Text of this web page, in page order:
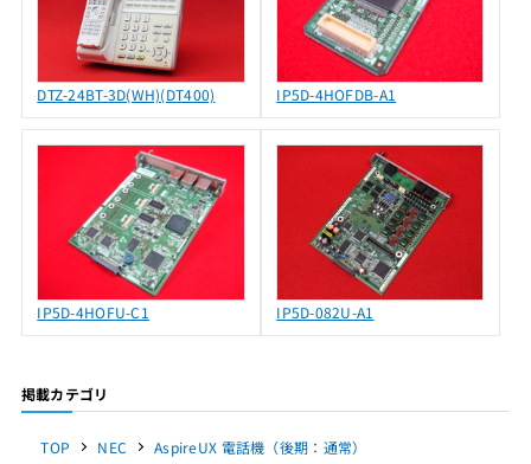
DTZ-24BT-3D(WH)(DT400) IP5D-4HOFDB-A1
IP5D-4HOFU-C1 IP5D-082U-A1
掲載カテゴリ
TOP NEC
AspireUX 電話機（後期：通常）